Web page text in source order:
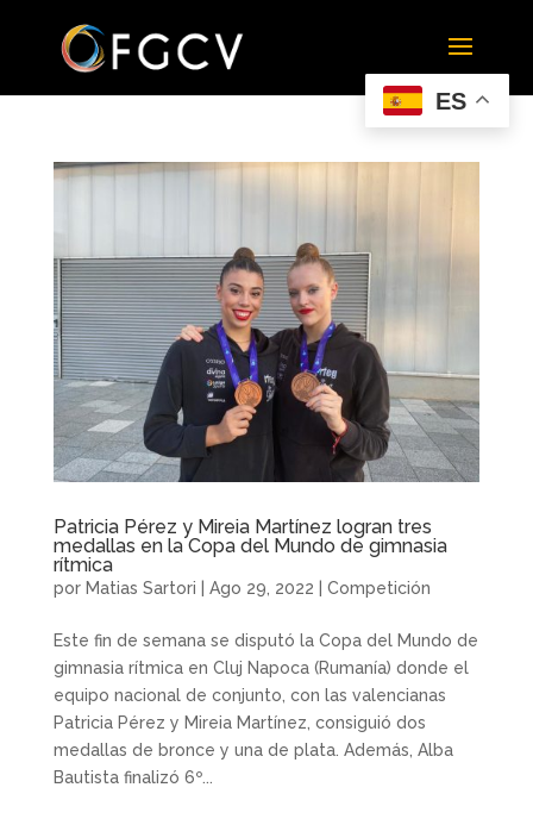
Patricia Pérez y Mireia Martínez logran tres
medallas en la Copa del Mundo de gimnasia
rítmica
por Matias Sartori Ago 29, 2022 Competición
Este fin de semana se disputó la Copa del Mundo de
gimnasia rítmica en Cluj Napoca (Rumanía) donde el
equipo nacional de conjunto, con las valencianas
Patricia Pérez y Mireia Martínez, consiguió dos
medallas de bronce y una de plata. Además, Alba
Bautista finalizó 6º...
ES